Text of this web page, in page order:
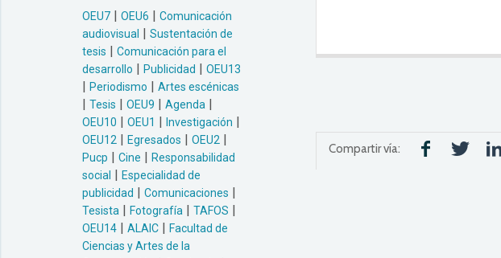
OEU7 | OEU6 | Comunicación
audiovisual | Sustentación de
tesis | Comunicación para el
desarrollo | Publicidad | OEU13
| Periodismo | Artes escénicas
| Tesis | OEU9 | Agenda |
OEU10 | OEU1 | Investigación |
OEU12 | Egresados | OEU2 |
Pucp | Cine | Responsabilidad
social | Especialidad de
publicidad | Comunicaciones |
Tesista | Fotografía | TAFOS |
OEU14 | ALAIC | Facultad de
Ciencias y Artes de la
Compartir vía: